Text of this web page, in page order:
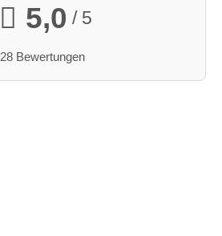
5,0 / 5
28 Bewertungen